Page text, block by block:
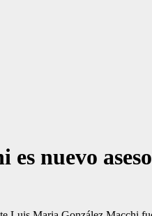
es nuevo